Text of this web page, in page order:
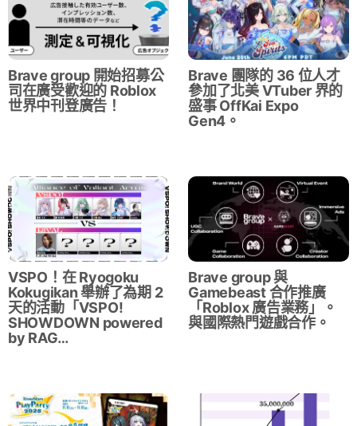
Brave group 開始招募公
司在廣受歡迎的 Roblox
世界中刊登廣告！
Brave 團隊的 36 位人才
參加了北美 VTuber 界的
盛事 OffKai Expo
Gen4。
VSPO！在 Ryogoku
Kokugikan 舉辦了為期 2
天的活動「VSPO!
SHOWDOWN powered
by RAG…
Brave group 與
Gamebeast 合作推廣
「Roblox 廣告業務」。
與國際熱門遊戲合作。